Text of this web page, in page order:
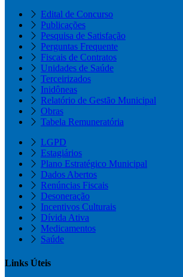
Edital de Concurso
Publicações
Pesquisa de Satisfação
Perguntas Frequente
Fiscais de Contratos
Unidades de Saúde
Terceirizados
Inidôneas
Relatório de Gestão Municipal
Obras
Tabela Remuneratória
LGPD
Estagiários
Plano Estratégico Municipal
Dados Abertos
Renúncias Fiscais
Desoneração
Incentivos Culturais
Dívida Ativa
Medicamentos
Saúde
Links Úteis